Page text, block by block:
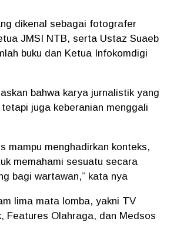
dikenal sebagai fotografer
JMSI NTB, serta Ustaz Suaeb
buku dan Ketua Infokomdigi
bahwa karya jurnalistik yang
juga keberanian menggali
mampu menghadirkan konteks,
memahami sesuatu secara
bagi wartawan,” kata nya
lima mata lomba, yakni TV
Features Olahraga, dan Medsos